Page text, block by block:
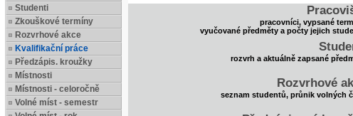
Studenti
Zkouškové termíny
Rozvrhové akce
Kvalifikační práce
Předzápis. kroužky
Místnosti
Místnosti - celoročně
Volné míst - semestr
pracovníci, vypsané
vyučované předměty a počty jejich
rozvrh a aktuálně zapsané
Rozvrhové
seznam studentů, průnik volných